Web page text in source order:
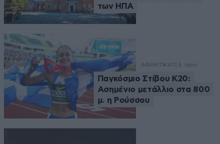
των ΗΠΑ
ΑΘΛΗΤΙΚΑ 11 λ. πριν
Παγκόσμιο Στίβου Κ20:
Ασημένιο μετάλλιο στα 800
μ. η Ρούσσου